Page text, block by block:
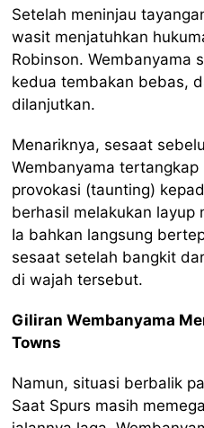
Setelah meninjau
wasit menjatuhkan
Robinson. Wembanyama
kedua tembakan bebas,
dilanjutkan.
Menariknya, sesaat
Wembanyama tertangkap
provokasi (taunting)
berhasil melakukan layup
Ia bahkan langsung
sesaat setelah bangkit
di wajah tersebut.
Giliran Wembanyama
Towns
Namun, situasi berbalik
Saat Spurs masih